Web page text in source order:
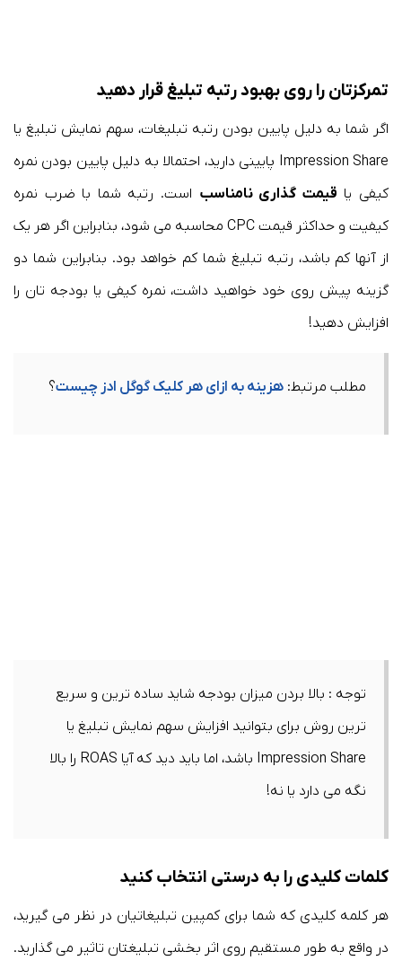
تمرکزتان را روی بهبود رتبه تبلیغ قرار دهید
اگر شما به دلیل پایین بودن رتبه تبلیغات، سهم نمایش تبلیغ یا
Impression Share پایینی دارید، احتمالا به دلیل پایین بودن نمره
کیفی یا قیمت گذاری نامناسب است. رتبه شما با ضرب نمره
کیفیت و حداکثر قیمت CPC محاسبه می شود، بنابراین اگر هر یک
از آنها کم باشد، رتبه تبلیغ شما کم خواهد بود. بنابراین شما دو
گزینه پیش روی خود خواهید داشت، نمره کیفی یا بودجه تان را
افزایش دهید!
مطلب مرتبط: هزینه به ازای هر کلیک گوگل ادز چیست؟
توجه : بالا بردن میزان بودجه شاید ساده ترین و سریع
ترین روش برای بتوانید افزایش سهم نمایش تبلیغ یا
Impression Share باشد، اما باید دید که آیا ROAS را بالا
نگه می دارد یا نه!
کلمات کلیدی را به درستی انتخاب کنید
هر کلمه کلیدی که شما برای کمپین تبلیغاتیان در نظر می گیرید،
در واقع به طور مستقیم روی اثر بخشی تبلیغتان تاثیر می گذارید.